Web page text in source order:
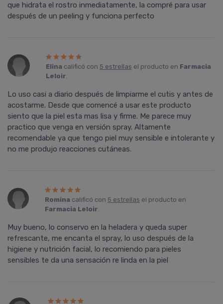
que hidrata el rostro inmediatamente, la compré para usar
después de un peeling y funciona perfecto
Elina calificó con 5 estrellas el producto en Farmacia
Leloir.
Lo uso casi a diario después de limpiarme el cutis y antes de
acostarme. Desde que comencé a usar este producto
siento que la piel esta mas lisa y firme. Me parece muy
practico que venga en versión spray. Altamente
recomendable ya que tengo piel muy sensible e intolerante y
no me produjo reacciones cutáneas.
Romina calificó con 5 estrellas el producto en
Farmacia Leloir.
Muy bueno, lo conservo en la heladera y queda super
refrescante, me encanta el spray, lo uso después de la
higiene y nutrición facial, lo recomiendo para pieles
sensibles te da una sensación re linda en la piel